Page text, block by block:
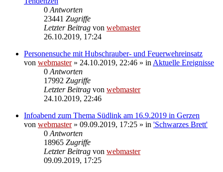
0 Antworten
23441 Zugriffe
Letzter Beitrag von webmaster
26.10.2019, 17:24
Personensuche mit Hubschrauber- und Feuerwehreinsatz
von webmaster» 24.10.2019, 22:46 » in Aktuelle Ereignisse
0 Antworten
17992 Zugriffe
Letzter Beitrag von webmaster
24.10.2019, 22:46
Infoabend zum Thema Südlink am 16.9.2019 in Gerzen
von webmaster» 09.09.2019, 17:25 » in 'Schwarzes Brett'
0 Antworten
18965 Zugriffe
Letzter Beitrag von webmaster
09.09.2019, 17:25